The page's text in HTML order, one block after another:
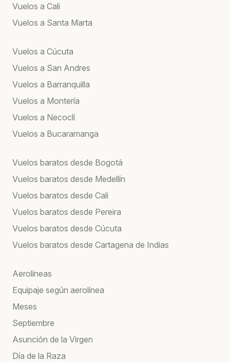
Vuelos a Cali
Vuelos a Santa Marta
Vuelos a Cúcuta
Vuelos a San Andres
Vuelos a Barranquilla
Vuelos a Montería
Vuelos a Necoclí
Vuelos a Bucaramanga
Vuelos baratos desde Bogotá
Vuelos baratos desde Medellín
Vuelos baratos desde Cali
Vuelos baratos desde Pereira
Vuelos baratos desde Cúcuta
Vuelos baratos desde Cartagena de Indias
Aerolíneas
Equipaje según aerolínea
Meses
Septiembre
Asunción de la Virgen
Día de la Raza